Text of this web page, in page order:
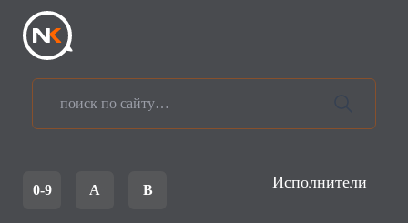
0-9 A B Исполнители